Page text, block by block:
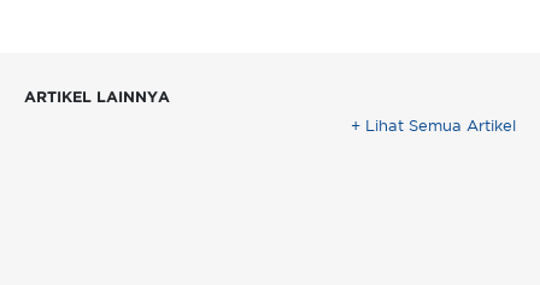
ARTIKEL LAINNYA
+ Lihat Semua Artikel